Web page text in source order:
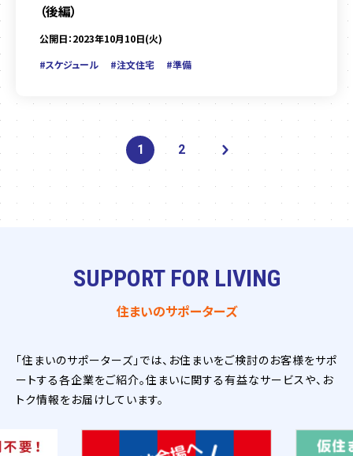
（後編）
公開日：2023年10月10日(火)
#スケジュール
#注文住宅 #準備
1 2
SUPPORT FOR LIVING
住まいのサポーターズ
「住まいのサポーターズ」では、お住まいをご検討のお客様をサポ
ートする各企業をご紹介。住まいに関する有益なサービスや、お
トク情報をお届けしています。